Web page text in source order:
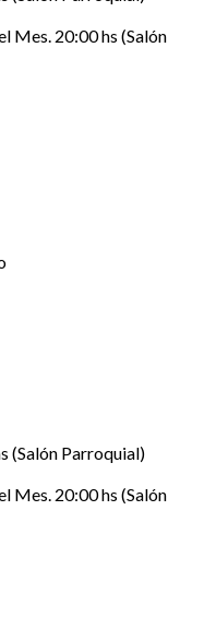
Mes. 20:00 hs (Salón
(Salón Parroquial)
Mes. 20:00 hs (Salón